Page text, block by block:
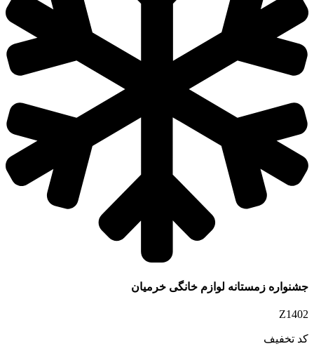
جشنواره زمستانه لوازم خانگی خرمیان
Z1402
کد تخفیف